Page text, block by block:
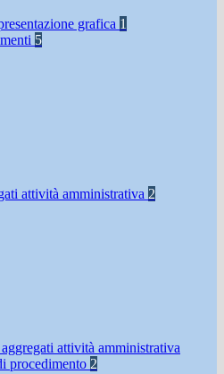
grafica 1
5
attività amministrativa 2
attività amministrativa
procedimento 2